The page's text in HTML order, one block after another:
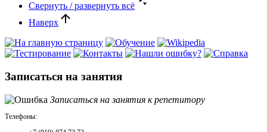
Свернуть / развернуть всё
Наверх
Записаться на занятия
Записаться на занятия к репетитору
Телефоны: